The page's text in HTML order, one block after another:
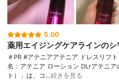
5.00
薬用エイジングケアラインの
＃PR #アテニアアテニア ドレスリフ
名：アテニア ローション DLrアテニア
ト）」は、コ…続きを見る